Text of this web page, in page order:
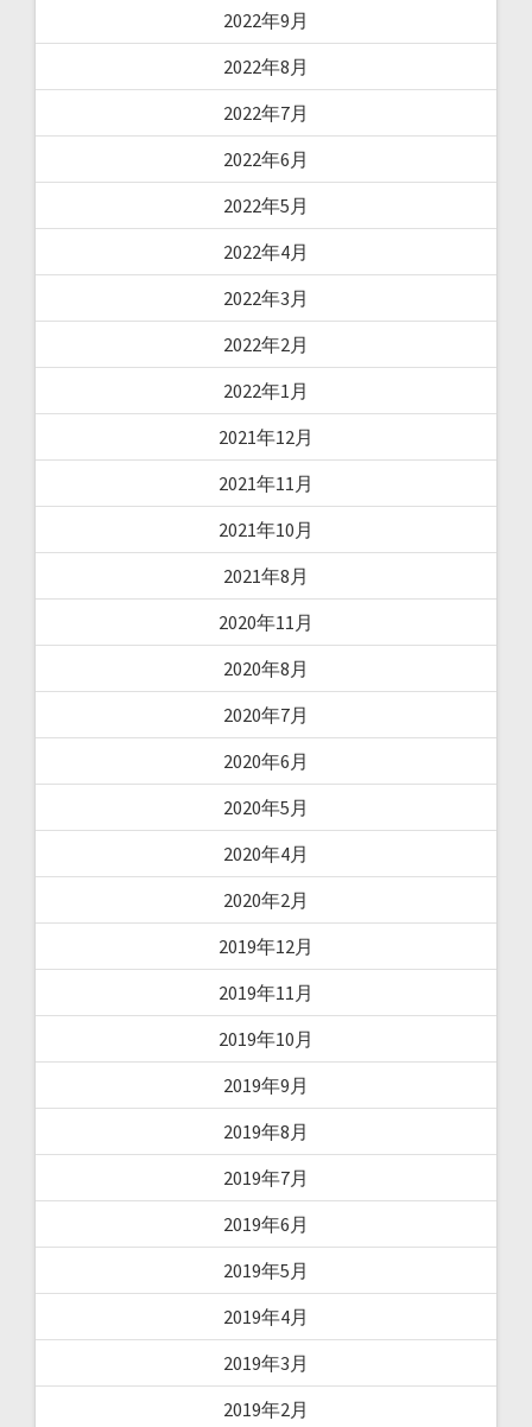
2022年9月
2022年8月
2022年7月
2022年6月
2022年5月
2022年4月
2022年3月
2022年2月
2022年1月
2021年12月
2021年11月
2021年10月
2021年8月
2020年11月
2020年8月
2020年7月
2020年6月
2020年5月
2020年4月
2020年2月
2019年12月
2019年11月
2019年10月
2019年9月
2019年8月
2019年7月
2019年6月
2019年5月
2019年4月
2019年3月
2019年2月